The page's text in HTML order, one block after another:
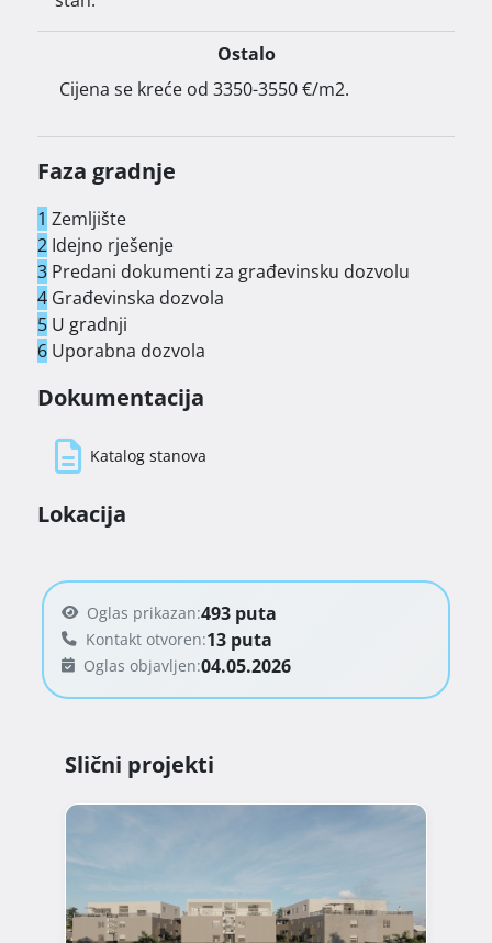
Kupnja u ranoj fazi projekta omogućuje
osiguravanje nekretnine po početnoj cijeni prije
završetka gradnje.
kontaktirajte na 091/566-1083 ili na
Ostalo
Cijena se kreće od 3350-3550 €/m2.
Faza gradnje
1 Zemljište
2Idejno rješenje
3Predani dokumenti za građevinsku dozvolu
4Građevinska dozvola
5U gradnji
6Uporabna dozvola
Dokumentacija
Katalog stanova
Lokacija
Oglas prikazan:493 puta
Kontakt otvoren:13 puta
Oglas objavljen:04.05.2026
Slični projekti